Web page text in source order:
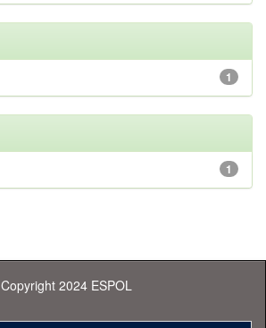
1
1
Copyright 2024 ESPOL